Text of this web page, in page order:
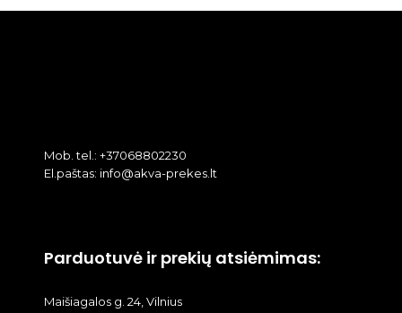
Mob. tel.: +37068802230
El.paštas: info@akva-prekes.lt
Parduotuvė ir prekių atsiėmimas:
Maišiagalos g. 24, Vilnius